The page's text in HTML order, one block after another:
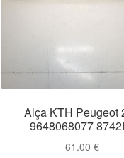
Alça KTH Peugeot
9648068077
61.00€